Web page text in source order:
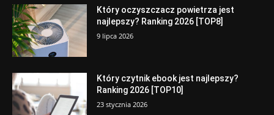
Który oczyszczacz powietrza jest
najlepszy? Ranking 2026 [TOP8]
9 lipca 2026
Który czytnik ebook jest najlepszy?
Ranking 2026 [TOP10]
23 stycznia 2026